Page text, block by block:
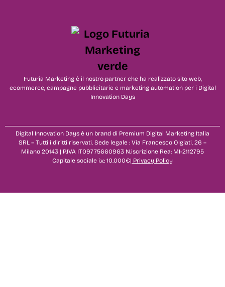
Futuria Marketing è il nostro partner che ha realizzato sito web,
ecommerce, campagne pubblicitarie e marketing automation per i Digital
Innovation Days
Digital Innovation Days è un brand di Premium Digital Marketing Italia
SRL – Tutti i diritti riservati. Sede legale : Via Francesco Olgiati, 26 –
Milano 20143 | P.IVA IT09775660963 N.iscrizione Rea: MI-2112795
Capitale sociale i.v.: 10.000€| Privacy Policy